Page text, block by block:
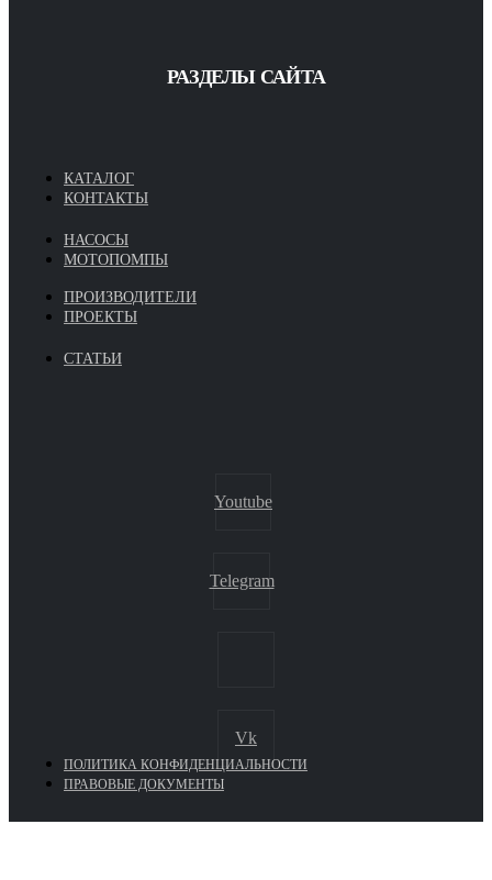
РАЗДЕЛЫ САЙТА
КАТАЛОГ
КОНТАКТЫ
НАСОСЫ
МОТОПОМПЫ
ПРОИЗВОДИТЕЛИ
ПРОЕКТЫ
СТАТЬИ
Youtube
Telegram
Vk
ПОЛИТИКА КОНФИДЕНЦИАЛЬНОСТИ
ПРАВОВЫЕ ДОКУМЕНТЫ